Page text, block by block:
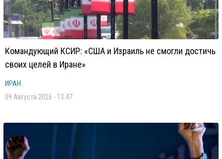
Командующий КСИР: «США и Израиль не смогли достичь
своих целей в Иране»
ИРАН
09 Августа 2026 - 13:47